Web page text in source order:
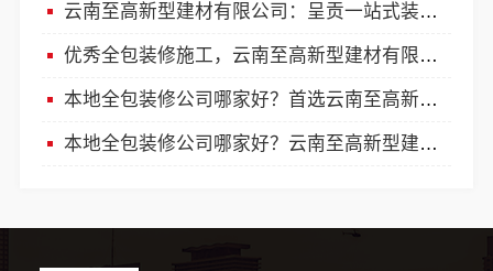
云南至高新型建材有限公司：呈贡一站式装修服务价格表
优秀全包装修施工，云南至高新型建材有限公司品质保障
本地全包装修公司哪家好？首选云南至高新型建材有限公司
本地全包装修公司哪家好？云南至高新型建材有限公司